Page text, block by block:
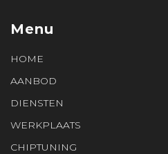
Menu
HOME
AANBOD
DIENSTEN
WERKPLAATS
CHIPTUNING